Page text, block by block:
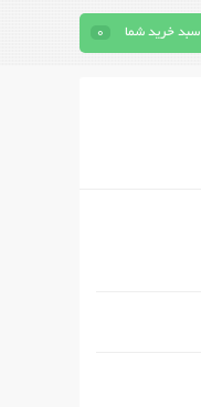
سبد خرید شما 0